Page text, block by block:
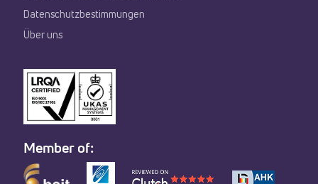
Datenschutzbestimmungen
Über uns
Member of: